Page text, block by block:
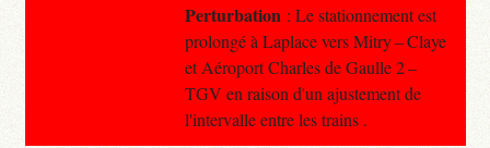
Perturbation : Le stationnement est
prolongé à Laplace vers Mitry – Claye
et Aéroport Charles de Gaulle 2 –
TGV en raison d'un ajustement de
l'intervalle entre les trains .